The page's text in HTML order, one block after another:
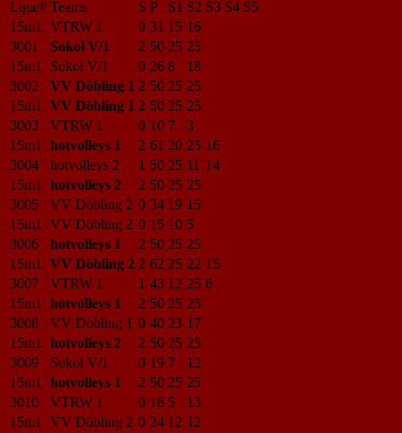
Liga/# Teams S P S1 S2 S3 S4 S5
15m1
VTRW 1 0 31 15 16
3001
Sokol V/1 2 50 25 25
15m1
Sokol V/1 0 26 8
18
3002
VV Döbling 1 2 50 25 25
15m1
VV Döbling 1 2 50 25 25
3003
VTRW 1 0 10 7
3
15m1
hotvolleys 1 2 61 20 25 16
3004
hotvolleys 2 1 50 25 11 14
15m1
hotvolleys 2 2 50 25 25
3005
VV Döbling 2 0 34 19 15
15m1
VV Döbling 2 0 15 10 5
3006
hotvolleys 1 2 50 25 25
15m1
VV Döbling 2 2 62 25 22 15
3007
VTRW 1 1 43 12 25 6
15m1
hotvolleys 1 2 50 25 25
3008
VV Döbling 1 0 40 23 17
15m1
hotvolleys 2 2 50 25 25
3009
Sokol V/1 0 19 7
12
15m1
hotvolleys 1 2 50 25 25
3010
VTRW 1 0 18 5
13
15m1
VV Döbling 2 0 24 12 12